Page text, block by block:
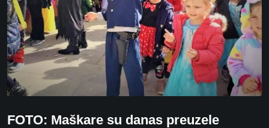
FOTO: Maškare su danas preuzele